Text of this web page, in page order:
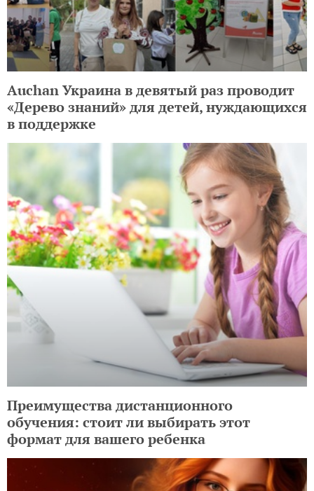
Auchan Украина в девятый раз проводит
«Дерево знаний» для детей, нуждающихся
в поддержке
Преимущества дистанционного
обучения: стоит ли выбирать этот
формат для вашего ребенка